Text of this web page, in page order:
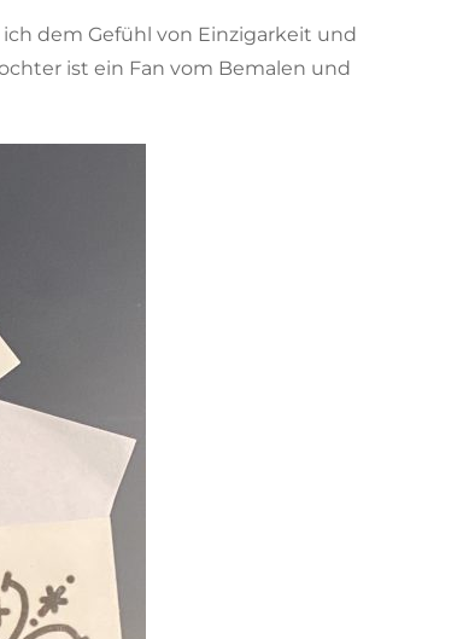
dem Gefühl von Einzigarkeit und
ist ein Fan vom Bemalen und